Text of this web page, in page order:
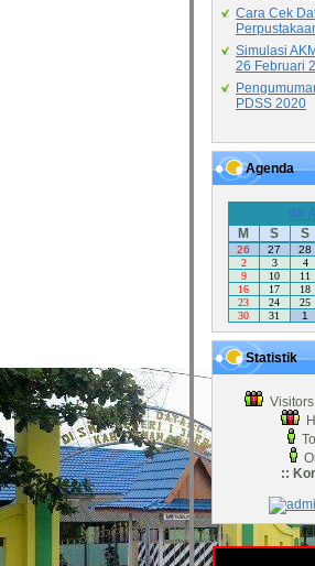
Cara Cek
Simulasi
26 Februari
PDSS 2020
Agenda
08
M
S S
26 27 28
2
3 4
9
10 11
16
17 18
23
24 25
30
31 1
Statistik
::